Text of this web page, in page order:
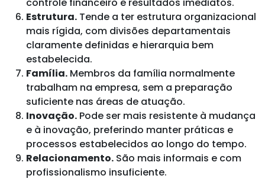
Estrutura. Tende a ter estrutura organizacional
mais rígida, com divisões departamentais
claramente definidas e hierarquia bem
estabelecida.
Família. Membros da família normalmente
trabalham na empresa, sem a preparação
suficiente nas áreas de atuação.
Inovação. Pode ser mais resistente à mudança
e à inovação, preferindo manter práticas e
processos estabelecidos ao longo do tempo.
Relacionamento. São mais informais e com
profissionalismo insuficiente.